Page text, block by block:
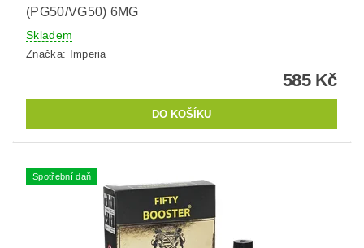
(PG50/VG50) 6MG
Skladem
Značka: Imperia
585 Kč
Spotřební daň